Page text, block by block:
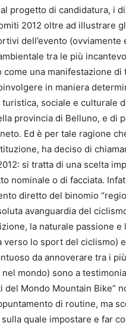
progetto di candidatura, i
2012 oltre ad illustrare
dell’evento (ovviamente
tra le più
come una manifestazione di
in maniera
turistica, sociale e culturale
provincia di Belluno, e di
Ed è per tale ragione
ha deciso di
si tratta di una scelta
nominale o di facciata.
diretto del binomio
avanguardia del
la naturale passione e
verso lo sport del ciclismo) e
da annoverare tra i
mondo) sono a
del Mondo Mountain Bike”
di routine, ma
quale impostare e far